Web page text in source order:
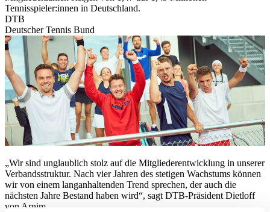
Tennisspieler:innen in Deutschland.
DTB
Deutscher Tennis Bund
„Wir sind unglaublich stolz auf die Mitgliederentwicklung in unserer
Verbandsstruktur. Nach vier Jahren des stetigen Wachstums können
wir von einem langanhaltenden Trend sprechen, der auch die
nächsten Jahre Bestand haben wird“, sagt DTB-Präsident Dietloff
von Arnim.